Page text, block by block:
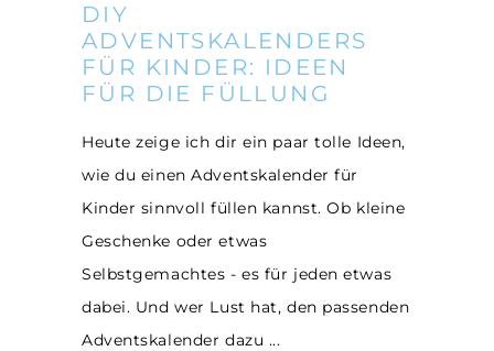
DIY
ADVENTSKALENDERS
FÜR KINDER: IDEEN
FÜR DIE FÜLLUNG
Heute zeige ich dir ein paar tolle Ideen,
wie du einen Adventskalender für
Kinder sinnvoll füllen kannst. Ob kleine
Geschenke oder etwas
Selbstgemachtes - es für jeden etwas
dabei. Und wer Lust hat, den passenden
Adventskalender dazu